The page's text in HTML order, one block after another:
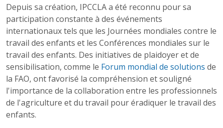
Depuis sa création, IPCCLA a été reconnu pour sa
participation constante à des événements
internationaux tels que les Journées mondiales contre le
travail des enfants et les Conférences mondiales sur le
travail des enfants. Des initiatives de plaidoyer et de
sensibilisation, comme le Forum mondial de solutions de
la FAO, ont favorisé la compréhension et souligné
l'importance de la collaboration entre les professionnels
de l'agriculture et du travail pour éradiquer le travail des
enfants.